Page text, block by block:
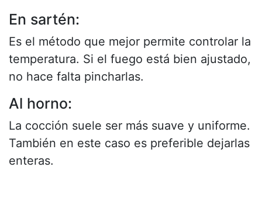
En sartén:
Es el método que mejor permite controlar la
temperatura. Si el fuego está bien ajustado,
no hace falta pincharlas.
Al horno:
La cocción suele ser más suave y uniforme.
También en este caso es preferible dejarlas
enteras.